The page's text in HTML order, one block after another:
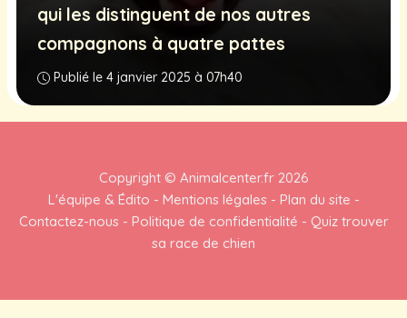
qui les distinguent de nos autres
compagnons à quatre pattes
Publié le 4 janvier 2025 à 07h40
Copyright © Animalcenter.fr 2026
L'équipe & Édito - Mentions légales - Plan du site -
Contactez-nous - Politique de confidentialité - Quiz trouver
sa race de chien